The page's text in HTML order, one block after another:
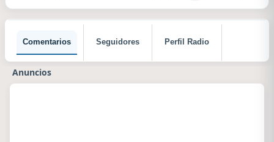
Comentarios Seguidores Perfil Radio
Anuncios